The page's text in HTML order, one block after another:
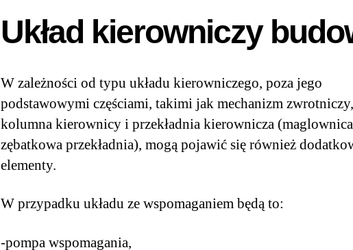
Układ kierowniczy
W zależności od typu układu kierowniczego, poza jego
podstawowymi częściami, takimi jak mechanizm zwrotniczy,
kolumna kierownicy i przekładnia kierownicza
zębatkowa przekładnia), mogą pojawić się również
elementy.
W przypadku układu ze wspomaganiem będą to:
-pompa wspomagania,